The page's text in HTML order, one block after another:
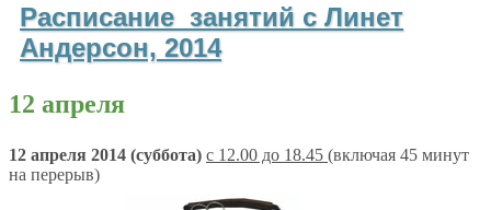
Расписание занятий с Линет
Андерсон, 2014
12 апреля
12 апреля 2014 (суббота) с 12.00 до 18.45 (включая 45 минут
на перерыв)